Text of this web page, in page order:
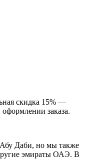
скидка 15% —
заказа.
Даби, но мы также
эмираты ОАЭ. В